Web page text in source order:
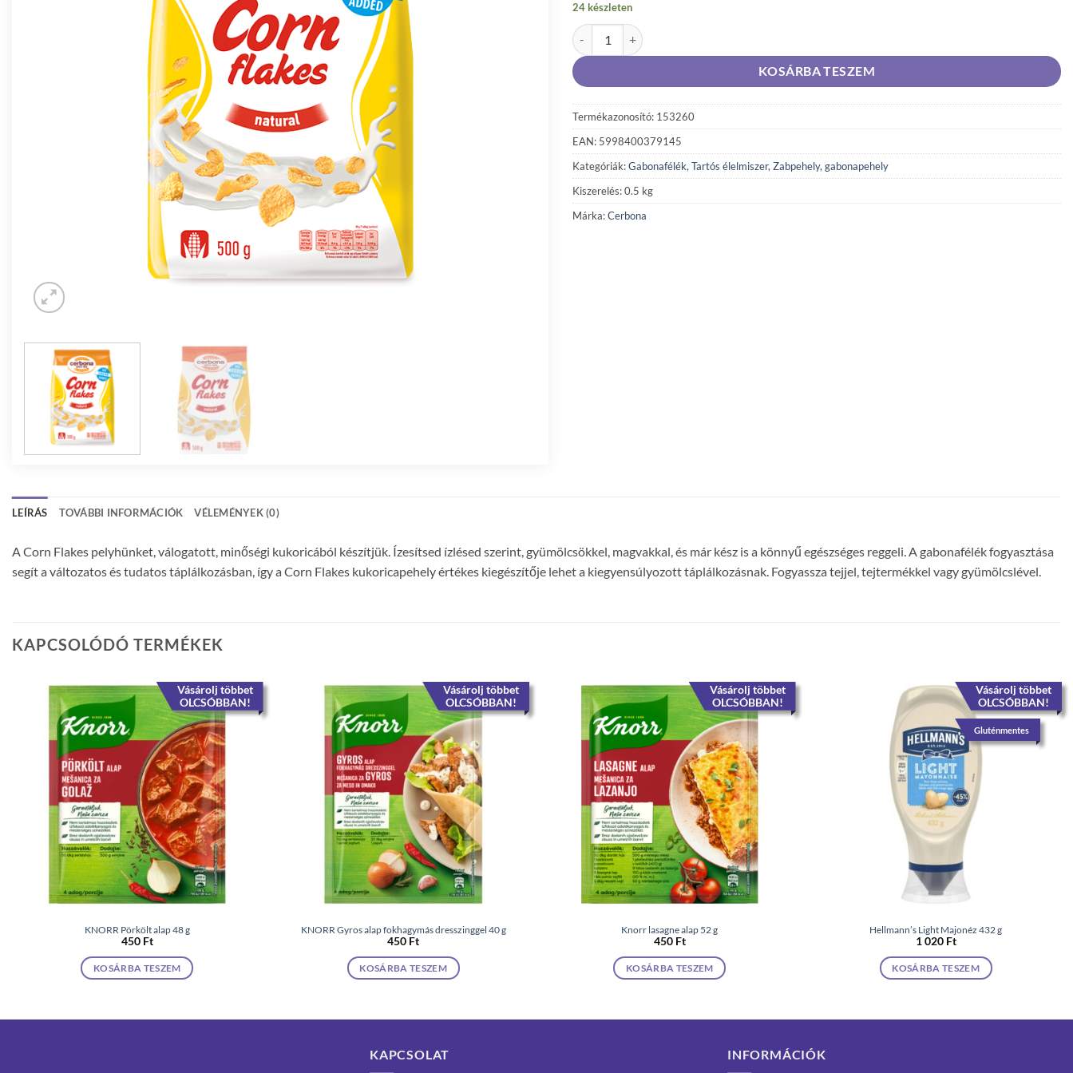
24 készleten
Cerbona Corn Flakes kukoricapehely hozzáadott cukor nélkül 500 g mennyiség
KOSÁRBA TESZEM
Termékazonosító: 153260
EAN: 5998400379145
Kategóriák:Gabonafélék, Tartós élelmiszer, Zabpehely, gabonapehely
Kiszerelés: 0.5 kg
Márka:Cerbona
LEÍRÁS TOVÁBBI INFORMÁCIÓK VÉLEMÉNYEK (0)
A Corn Flakes pelyhünket, válogatott, minőségi kukoricából készítjük. Ízesítsed ízlésed szerint, gyümölcsökkel, magvakkal, és már kész is a könnyű egészséges reggeli. A gabonafélék fogyasztása
segít a változatos és tudatos táplálkozásban, így a Corn Flakes kukoricapehely értékes kiegészítője lehet a kiegyensúlyozott táplálkozásnak. Fogyassza tejjel, tejtermékkel vagy gyümölcslével.
KAPCSOLÓDÓ TERMÉKEK
Vásárolj többet
OLCSÓBBAN!
KNORR Pörkölt alap 48 g
450 Ft
KOSÁRBA TESZEM
Vásárolj többet
OLCSÓBBAN!
KNORR Gyros alap fokhagymás dresszinggel 40 g
450 Ft
KOSÁRBA TESZEM
Vásárolj többet
OLCSÓBBAN!
Knorr lasagne alap 52 g
450 Ft
KOSÁRBA TESZEM
Vásárolj többet
OLCSÓBBAN!
Gluténmentes
Hellmann’s Light Majonéz 432 g
1 020 Ft
KOSÁRBA TESZEM
KAPCSOLAT INFORMÁCIÓK